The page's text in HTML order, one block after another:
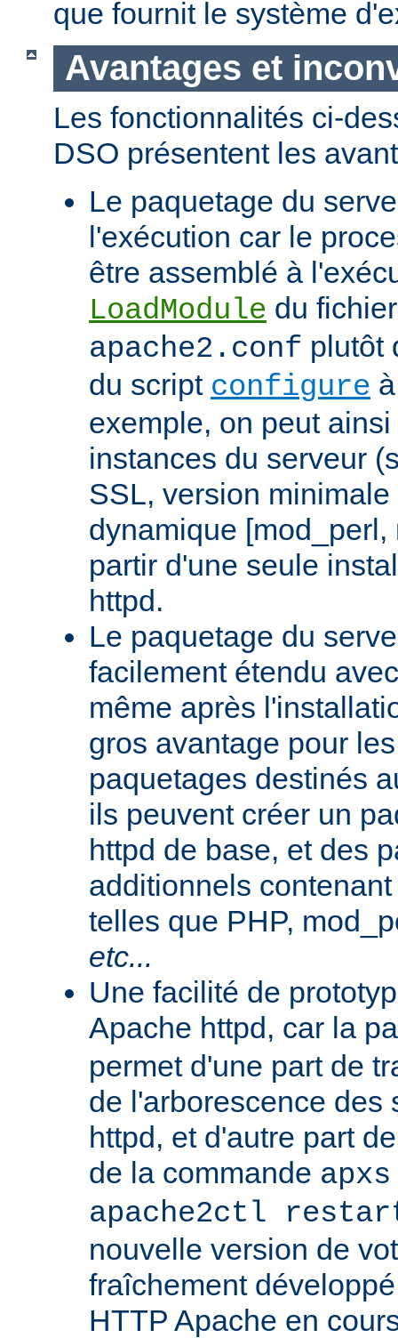
que fournit le système
Avantages et
Les fonctionnalités ci-
DSO présentent les
Le paquetage du
l'exécution car le
être assemblé à
LoadModule du
apache2.conf plutôt
du script configure
exemple, on peut
instances du serveur
SSL, version
dynamique
partir d'une seule
httpd.
Le paquetage du
facilement étendu
même après
gros avantage pour
paquetages destinés
ils peuvent créer un
httpd de base, et des
additionnels
telles que PHP,
etc...
Une facilité de
Apache httpd, car la
permet d'une part de
de l'arborescence des
httpd, et d'autre part
de la commande
apache2ctl
nouvelle version de
fraîchement
HTTP Apache en